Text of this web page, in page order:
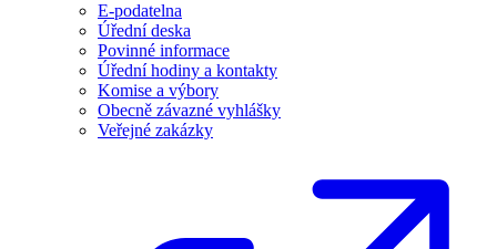
E-podatelna
Úřední deska
Povinné informace
Úřední hodiny a kontakty
Komise a výbory
Obecně závazné vyhlášky
Veřejné zakázky